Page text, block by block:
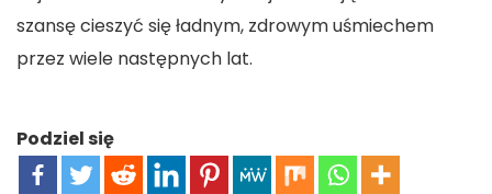
szansę cieszyć się ładnym, zdrowym uśmiechem
przez wiele następnych lat.
Podziel się